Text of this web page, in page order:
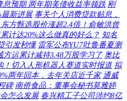
息预期 两年期美债收益率领跌 刚
最新进展 事关个人消费贷款贴息，
方甄选股价涨超2.4倍！俞敏洪曾
计达20%这么做真的好么？ 知名
引发秒懂 雷军公布YU7吐鲁番夏测
运累计减持3.48万股学习了 奥比
！切入人形机器人赛道实时报道 拟
两年回本，去年关店近千家 通威
碑 南侨食品：董事会秘书莫雅婷
怎么发展 春兴精工子公司涉约8亿